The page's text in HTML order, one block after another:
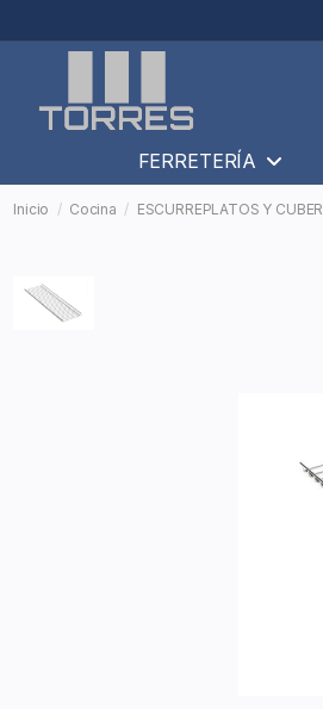
FERRETERÍA
Inicio Cocina ESCURREPLATOS Y